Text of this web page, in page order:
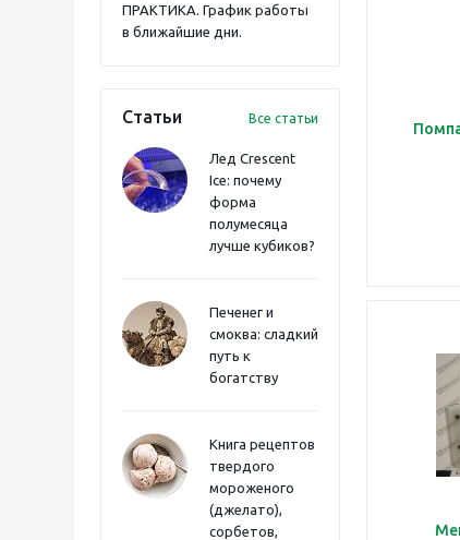
ПРАКТИКА. График работы
в ближайшие дни.
Статьи Все статьи
Лед Crescent
Ice: почему
форма
полумесяца
лучше кубиков?
Печенег и
смоква: сладкий
путь к
богатству
Книга рецептов
твердого
мороженого
(джелато),
сорбетов,